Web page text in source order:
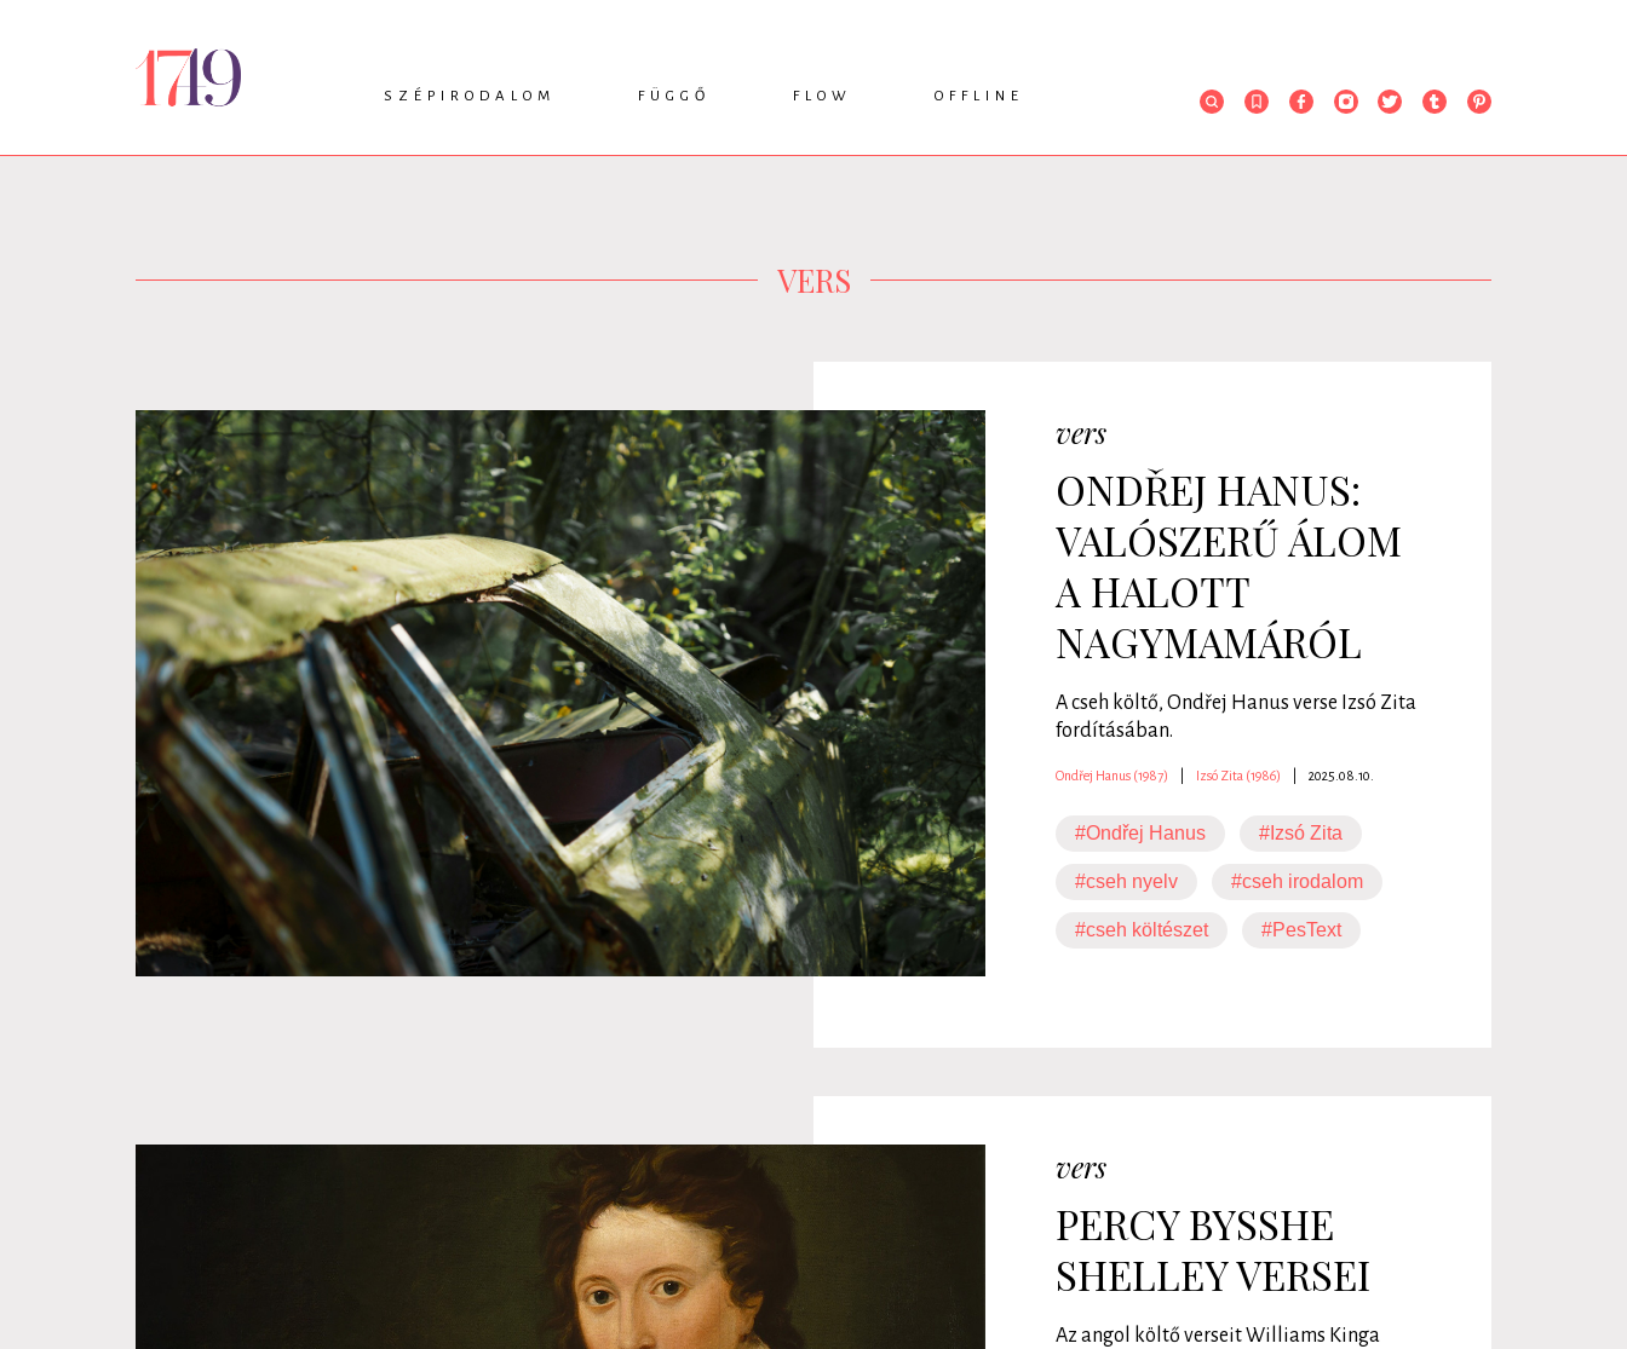
SZÉPIRODALOM
VERS
FÜGGŐ
KRITIKA
FLOW
INTERJÚ
OFFLINE
RENDEZVÉNYEK
VERS
vers
ONDŘEJ HANUS:
VALÓSZERŰ ÁLOM
A HALOTT
NAGYMAMÁRÓL
A cseh költő, Ondřej Hanus verse Izsó Zita
fordításában.
Ondřej Hanus (1987) Izsó Zita (1986) 2025.08.10.
#Ondřej Hanus #Izsó Zita
#cseh nyelv #cseh irodalom
#cseh költészet #PesText
vers
PERCY BYSSHE
SHELLEY VERSEI
Az angol költő verseit Williams Kinga